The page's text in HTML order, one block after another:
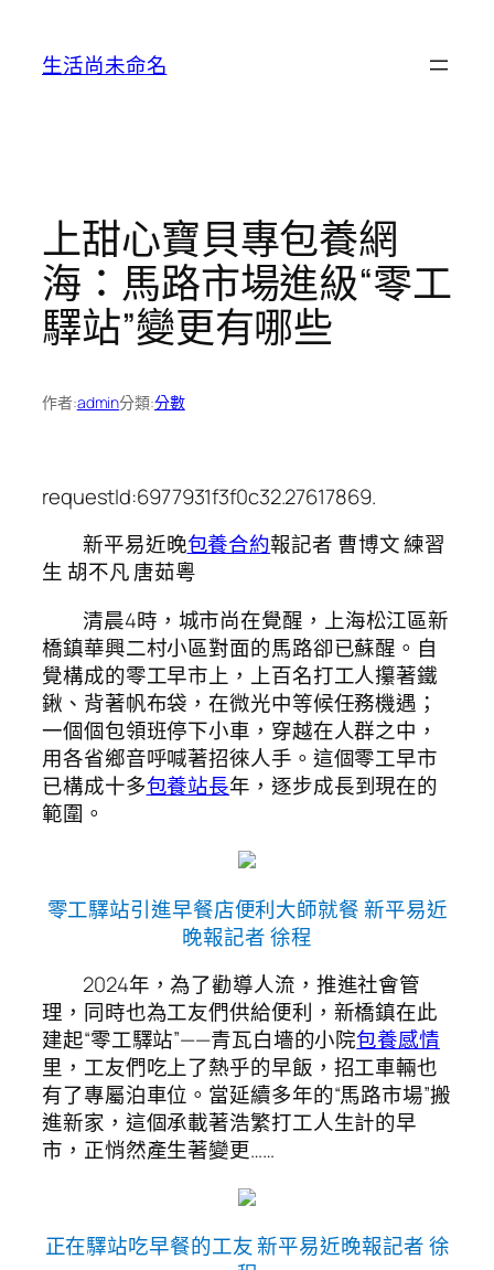
生活尚未命名
上甜心寶貝專包養網
海：馬路市場進級“零工
驛站”變更有哪些
作者:admin分類:分數
requestId:6977931f3f0c32.27617869.
新平易近晚包養合約報記者 曹博文 練習
生 胡不凡 唐茹粵
清晨4時，城市尚在覺醒，上海松江區新
橋鎮華興二村小區對面的馬路卻已蘇醒。自
覺構成的零工早市上，上百名打工人攥著鐵
鍬、背著帆布袋，在微光中等候任務機遇；
一個個包領班停下小車，穿越在人群之中，
用各省鄉音呼喊著招徠人手。這個零工早市
已構成十多包養站長年，逐步成長到現在的
範圍。
零工驛站引進早餐店便利大師就餐 新平易近
晚報記者 徐程
2024年，為了勸導人流，推進社會管
理，同時也為工友們供給便利，新橋鎮在此
建起“零工驛站”——青瓦白墻的小院包養感情
里，工友們吃上了熱乎的早飯，招工車輛也
有了專屬泊車位。當延續多年的“馬路市場”搬
進新家，這個承載著浩繁打工人生計的早
市，正悄然產生著變更……
正在驛站吃早餐的工友 新平易近晚報記者 徐